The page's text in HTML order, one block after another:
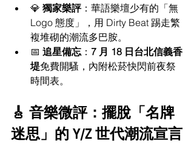
💎 獨家樂評：華語樂壇少有的「無
Logo 態度」，用 Dirty Beat 踢走繁
複堆砌的潮流多巴胺。
📅 追星備忘 ： 7 月 18 日台北信義香
堤免費開騷，內附松菸快閃前夜祭
時間表。
🎸 音樂微評：擺脫「名牌
迷思」的 Y/Z 世代潮流宣言